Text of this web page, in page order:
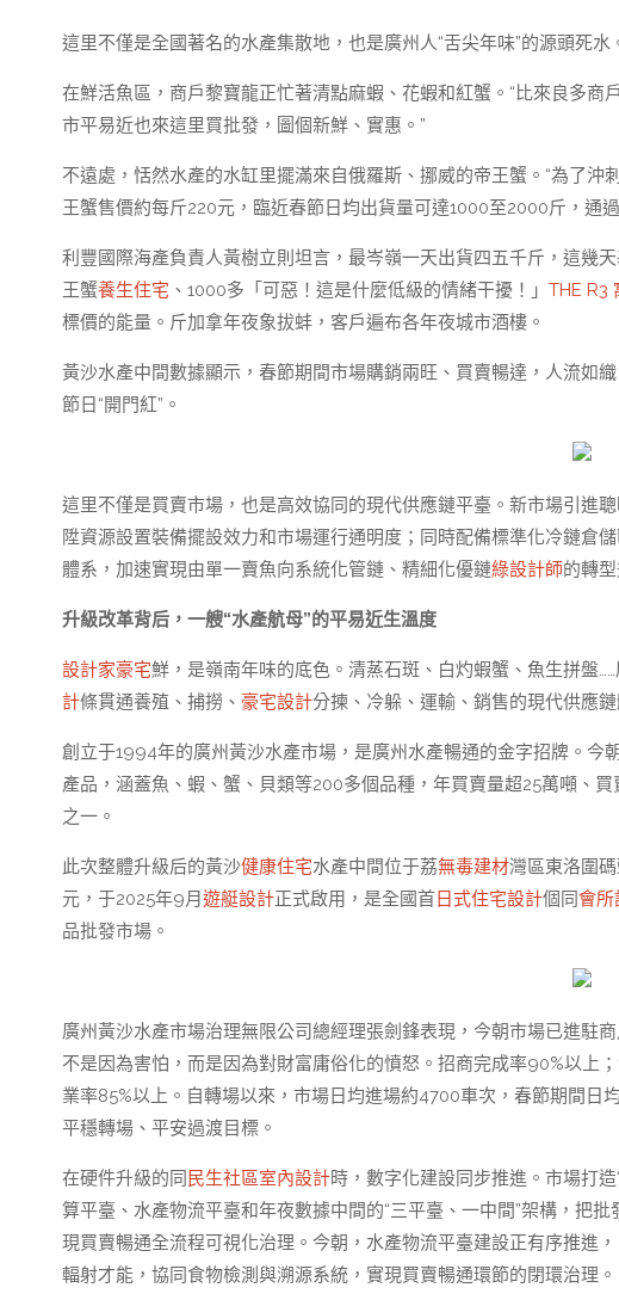
這里不僅是全國著名的水產集散地，也是廣州人“舌尖年味”的源頭死水
在鮮活魚區，商戶黎寶龍正忙著清點麻蝦、花蝦和紅蟹。“比來良多商
市平易近也來這里買批發，圖個新鮮、實惠。”
不遠處，恬然水產的水缸里擺滿來自俄羅斯、挪威的帝王蟹。“為了
王蟹售價約每斤220元，臨近春節日均出貨量可達1000至2000斤，通
利豐國際海產負責人黃樹立則坦言，最岑嶺一天出貨四五千斤，這幾
王蟹養生住宅 、1000多「可惡！這是什麼低級的情緒干擾！」 THE R3
標價的能量。斤加拿年夜象拔蚌，客戶遍布各年夜城市酒樓。
黃沙水產中間數據顯示，春節期間市場購銷兩旺、買賣暢達，人流如
節日“開門紅”。
這里不僅是買賣市場，也是高效協同的現代供應鏈平臺。新市場引進
陞資源設置裝備擺設效力和市場運行通明度；同時配備標準化冷鏈倉
體系，加速實現由單一賣魚向系統化管鏈、精細化優鏈綠設計師的轉型
升級改革背后，一艘“水產航母”的平易近生溫度
設計家豪宅鮮，是嶺南年味的底色。清蒸石斑、白灼蝦蟹、魚生拼盤
計條貫通養殖、捕撈、 豪宅設計分揀、冷躲、運輸、銷售的現代供應鏈
創立于1994年的廣州黃沙水產市場，是廣州水產暢通的金字招牌。今
產品，涵蓋魚、蝦、蟹、貝類等200多個品種，年買賣量超25萬噸、
之一。
此次整體升級后的黃沙健康住宅水產中間位于荔無毒建材灣區東洛圍
元，于2025年9月 遊艇設計正式啟用，是全國首日式住宅設計個同會所
品批發市場。
廣州黃沙水產市場治理無限公司總經理張劍鋒表現，今朝市場已進駐
不是因為害怕，而是因為對財富庸俗化的憤怒。招商完成率90%以上
業率85%以上。自轉場以來，市場日均進場約4700車次，春節期間
平穩轉場、平安過渡目標。
在硬件升級的同 民生社區室內設計時，數字化建設同步推進。市場打
算平臺、水產物流平臺和年夜數據中間的“三平臺、一中間”架構，把批
現買賣暢通全流程可視化治理。今朝，水產物流平臺建設正有序推進
輻射才能，協同食物檢測與溯源系統，實現買賣暢通環節的閉環治理。